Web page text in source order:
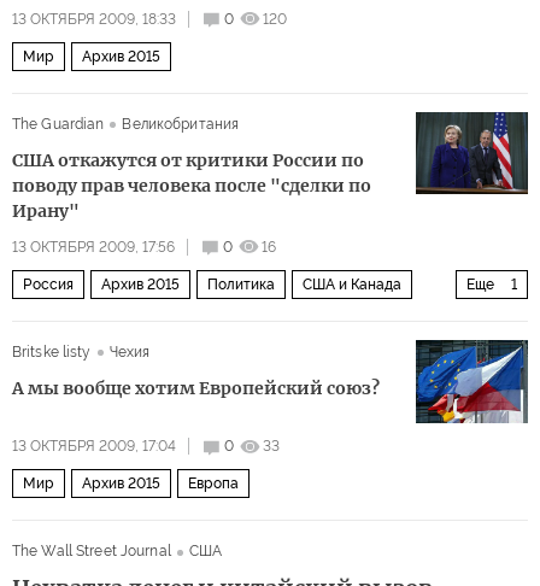
13 ОКТЯБРЯ 2009, 18:33 0 120
Мир Архив 2015
The Guardian Великобритания
США откажутся от критики России по
поводу прав человека после "сделки по
Ирану"
13 ОКТЯБРЯ 2009, 17:56 0 16
Еще 1
Россия Архив 2015 Политика США и Канада
Britske listy
Чехия
А мы вообще хотим Европейский союз?
13 ОКТЯБРЯ 2009, 17:04 0 33
Мир Архив 2015 Европа
The Wall Street Journal США